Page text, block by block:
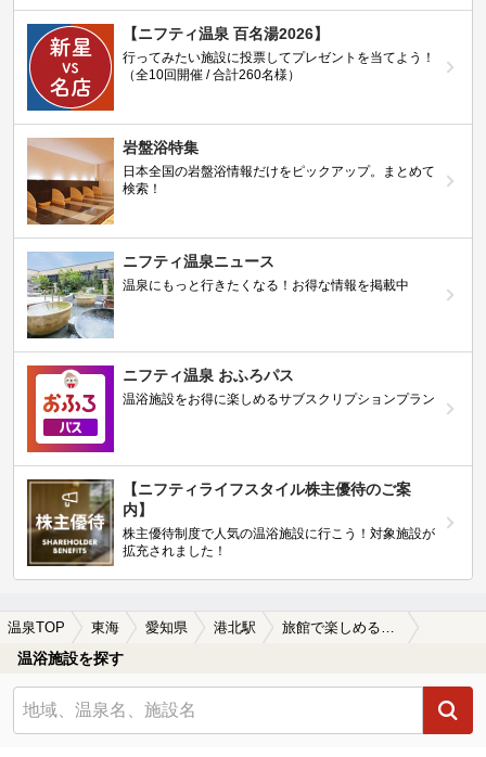
【ニフティ温泉 百名湯2026】
行ってみたい施設に投票してプレゼントを当てよう！
（全10回開催 / 合計260名様）
岩盤浴特集
日本全国の岩盤浴情報だけをピックアップ。まとめて
検索！
ニフティ温泉ニュース
温泉にもっと行きたくなる！お得な情報を掲載中
ニフティ温泉 おふろパス
温浴施設をお得に楽しめるサブスクリプションプラン
【ニフティライフスタイル株主優待のご案
内】
株主優待制度で人気の温浴施設に行こう！対象施設が
拡充されました！
温泉TOP 東海 愛知県 港北駅 旅館で楽しめる港北駅近くの温泉、日帰り温泉、スーパー銭湯おすすめ
温浴施設を探す